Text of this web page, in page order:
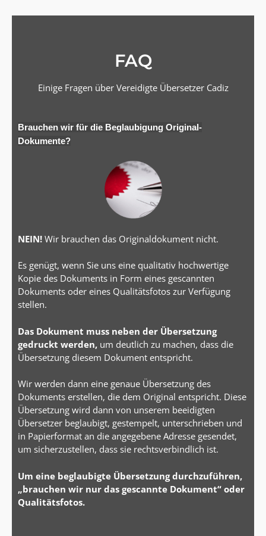
FAQ
Einige Fragen über Vereidigte Übersetzer Cadiz
Brauchen wir für die Beglaubigung Original-
Dokumente?
NEIN! Wir brauchen das Originaldokument nicht.
Es genügt, wenn Sie uns eine qualitativ hochwertige
Kopie des Dokuments in Form eines gescannten
Dokuments oder eines Qualitätsfotos zur Verfügung
stellen.
Das Dokument muss neben der Übersetzung
gedruckt werden, um deutlich zu machen, dass die
Übersetzung diesem Dokument entspricht.
Wir werden dann eine genaue Übersetzung des
Dokuments erstellen, die dem Original entspricht. Diese
Übersetzung wird dann von unserem beeidigten
Übersetzer beglaubigt, gestempelt, unterschrieben und
in Papierformat an die angegebene Adresse gesendet,
um sicherzustellen, dass sie rechtsverbindlich ist.
Um eine beglaubigte Übersetzung durchzuführen,
„brauchen wir nur das gescannte Dokument“ oder
Qualitätsfotos.